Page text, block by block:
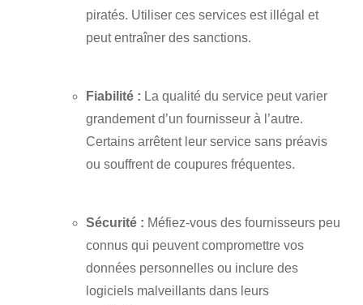
piratés. Utiliser ces services est illégal et
peut entraîner des sanctions.
Fiabilité : La qualité du service peut varier
grandement d’un fournisseur à l’autre.
Certains arrêtent leur service sans préavis
ou souffrent de coupures fréquentes.
Sécurité : Méfiez-vous des fournisseurs peu
connus qui peuvent compromettre vos
données personnelles ou inclure des
logiciels malveillants dans leurs